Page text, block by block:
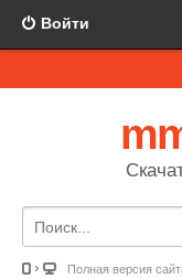
Войти
Полная версия